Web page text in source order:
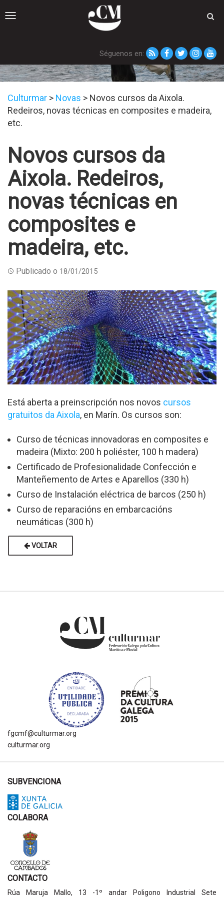
Toggle
Séguenos en:
Novas
Culturmar > Novas > Novos cursos da Aixola.
Redeiros, novas técnicas en composites e madeira,
etc.
Novos cursos da
Aixola. Redeiros,
novas técnicas en
composites e
madeira, etc.
Publicado o 18/01/2015
Está aberta a preinscripción nos novos cursos
gratuitos da Aixola, en Marín. Os cursos son:
Curso de técnicas innovadoras en composites e
madeira (Mixto: 200 h poliéster, 100 h madera)
Certificado de Profesionalidade Confección e
Manteñemento de Artes e Aparellos (330 h)
Curso de Instalación eléctrica de barcos (250 h)
Curso de reparacións en embarcacións
neumáticas (300 h)
VOLTAR
fgcmf@culturmar.org
culturmar.org
SUBVENCIONA
COLABORA
CONTACTO
Rúa Maruja Mallo, 13 -1º andar Poligono Industrial Sete